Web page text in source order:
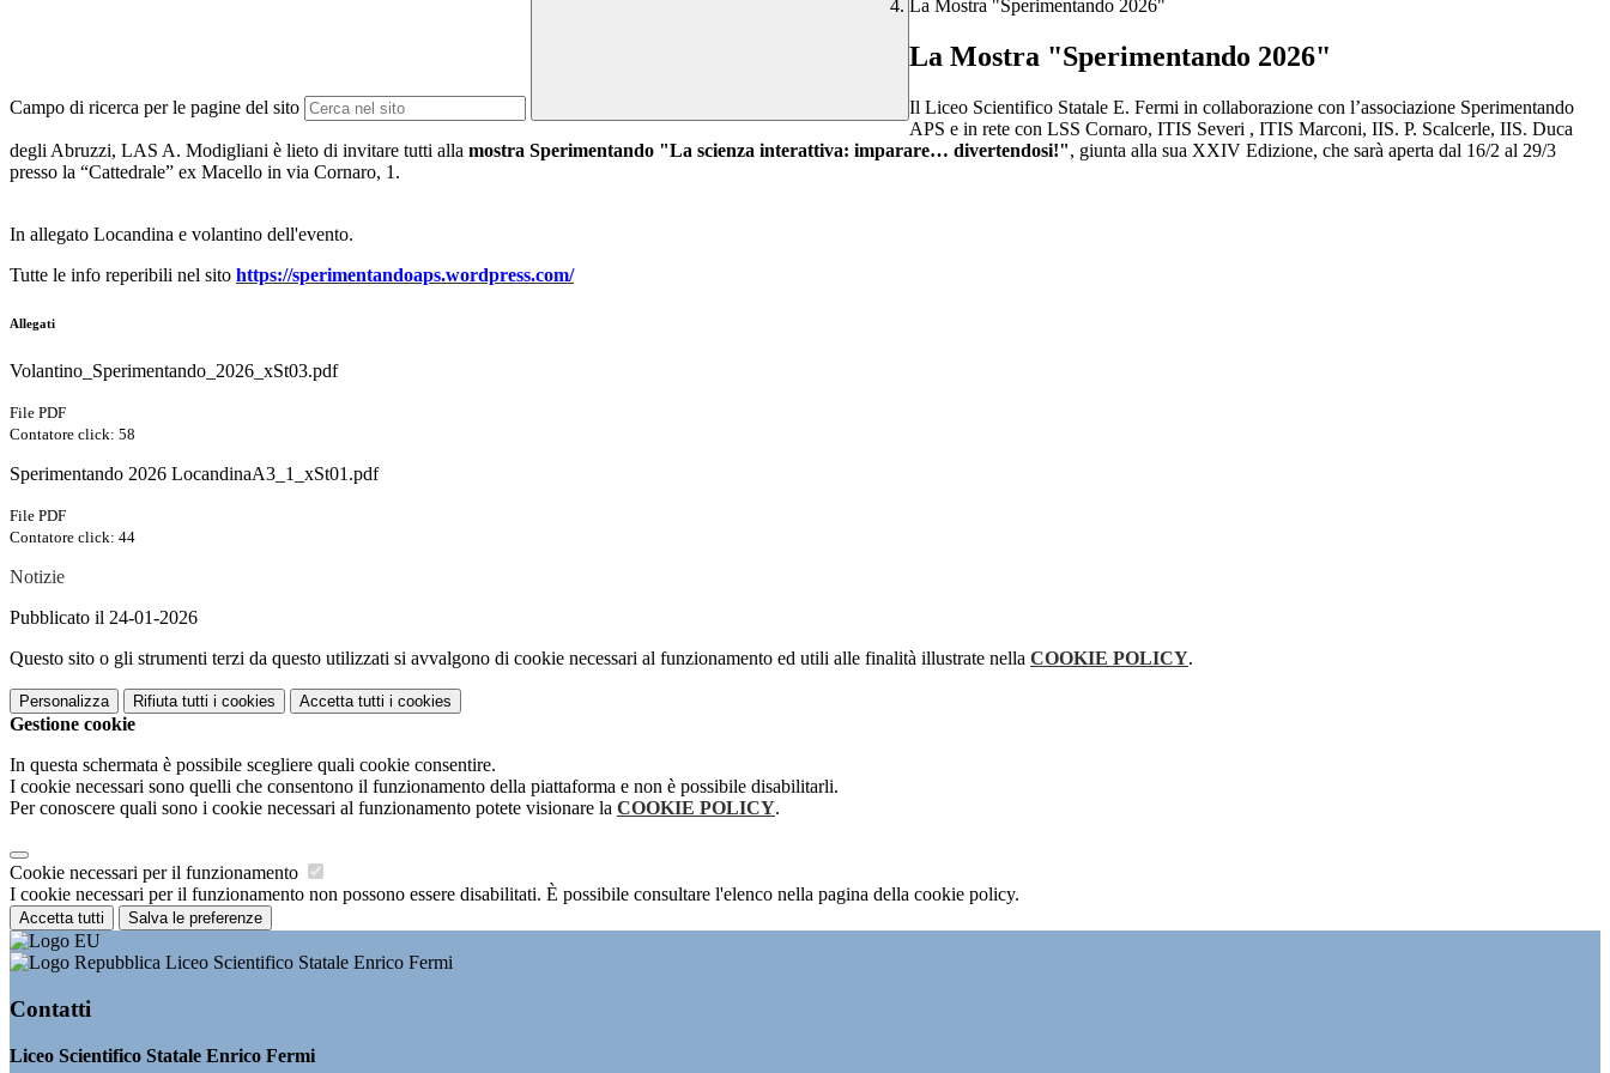
Campo di ricerca per le pagine del sito
La Mostra "Sperimentando 2026"
La Mostra "Sperimentando 2026"
Il Liceo Scientifico Statale E. Fermi in collaborazione con l’associazione Sperimentando
APS e in rete con LSS Cornaro, ITIS Severi , ITIS Marconi, IIS. P. Scalcerle, IIS. Duca
degli Abruzzi, LAS A. Modigliani è lieto di invitare tutti alla mostra Sperimentando "La scienza interattiva: imparare… divertendosi!", giunta alla sua XXIV Edizione, che sarà aperta dal 16/2 al 29/3
presso la “Cattedrale” ex Macello in via Cornaro, 1.
In allegato Locandina e volantino dell'evento.
Tutte le info reperibili nel sito https://sperimentandoaps.wordpress.com/
Allegati
Volantino_Sperimentando_2026_xSt03.pdf
File PDF
Contatore click: 58
Sperimentando 2026 LocandinaA3_1_xSt01.pdf
File PDF
Contatore click: 44
Notizie
Pubblicato il 24-01-2026
Questo sito o gli strumenti terzi da questo utilizzati si avvalgono di cookie necessari al funzionamento ed utili alle finalità illustrate nella COOKIE POLICY.
Personalizza Rifiuta tutti i cookies Accetta tutti i cookies
Gestione cookie
In questa schermata è possibile scegliere quali cookie consentire.
I cookie necessari sono quelli che consentono il funzionamento della piattaforma e non è possibile disabilitarli.
Per conoscere quali sono i cookie necessari al funzionamento potete visionare la COOKIE POLICY.
Cookie necessari per il funzionamento
I cookie necessari per il funzionamento non possono essere disabilitati. È possibile consultare l'elenco nella pagina della cookie policy.
Accetta tutti Salva le preferenze
Liceo Scientifico Statale Enrico Fermi
Contatti
Liceo Scientifico Statale Enrico Fermi